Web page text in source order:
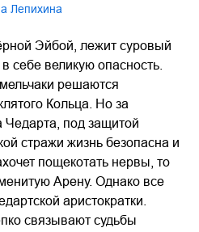
Лепихина
Эйбой, лежит суровый
себе великую опасность.
решаются
Кольца. Но за
Чедарта, под защитой
стражи жизнь безопасна и
пощекотать нервы, то
Арену. Однако все
аристократки.
связывают судьбы